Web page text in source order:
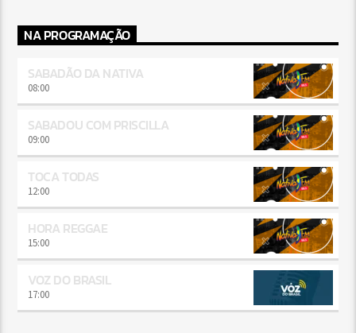
NA PROGRAMAÇÃO
SABADÃO DA NATIVA
08:00
SABADOU COM PRISCILLA
09:00
TOCA TODAS
12:00
HORA REGGAE
15:00
VOZ DO BRASIL
17:00